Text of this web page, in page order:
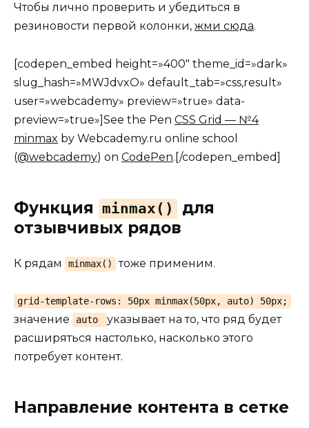
Чтобы лично проверить и убедиться в
резиновости первой колонки, жми сюда.
[codepen_embed height=»400″ theme_id=»dark»
slug_hash=»MWJdvxO» default_tab=»css,result»
user=»webcademy» preview=»true» data-
preview=»true»]See the Pen CSS Grid — №4
minmax by Webcademy.ru online school
(@webcademy) on CodePen.[/codepen_embed]
Функция minmax()
для
отзывчивых рядов
К рядам minmax() тоже применим.
grid-template-rows: 50px minmax(50px, auto) 50px;
значение auto
указывает на то, что ряд будет
расширяться настолько, насколько этого
потребует контент.
Направление контента в сетке